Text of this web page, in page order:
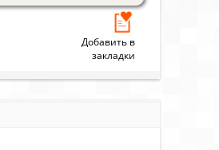
Добавить в
закладки